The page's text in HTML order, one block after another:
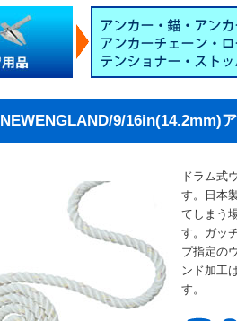
NEWENGLAND/9/16in(14.2mm)
ドラム式
す。日本
てしまう
す。ガッ
プ指定の
ンド加工
す。